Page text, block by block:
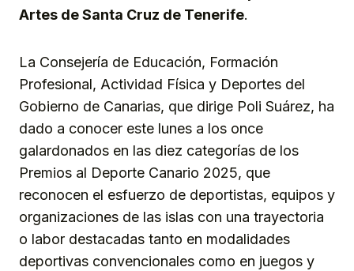
Artes de Santa Cruz de Tenerife.
La Consejería de Educación, Formación
Profesional, Actividad Física y Deportes del
Gobierno de Canarias, que dirige Poli Suárez, ha
dado a conocer este lunes a los once
galardonados en las diez categorías de los
Premios al Deporte Canario 2025, que
reconocen el esfuerzo de deportistas, equipos y
organizaciones de las islas con una trayectoria
o labor destacadas tanto en modalidades
deportivas convencionales como en juegos y